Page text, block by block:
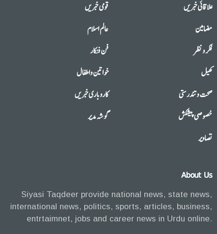
علاقائی خبریں
قومی خبریں
مضامین
عالم اسلام
فکر و نظر
فن فنکار
کھیل
خواتین واطفال
صحت وتندرستی
کاروباری خبریں
خصوصی پیشکش
گوشہ مدیر
تصاویر
About Us
Siyasi Taqdeer provide national news, state news,
international news, politics, sports, articles, business,
entrtaimnet, jobs and career news in Urdu online.